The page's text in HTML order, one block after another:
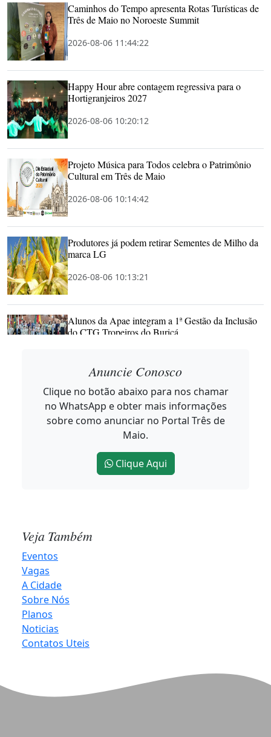
Caminhos do Tempo apresenta Rotas Turísticas de
Três de Maio no Noroeste Summit
2026-08-06 11:44:22
Happy Hour abre contagem regressiva para o
Hortigranjeiros 2027
2026-08-06 10:20:12
Projeto Música para Todos celebra o Patrimônio
Cultural em Três de Maio
2026-08-06 10:14:42
Produtores já podem retirar Sementes de Milho da
marca LG
2026-08-06 10:13:21
Alunos da Apae integram a 1ª Gestão da Inclusão
do CTG Tropeiros do Buricá
Noroeste Summit começa em Horizontina
mostrando que Inovação não tem CEP
2026-08-05 17:06:11
Dia dos Pais deve movimentar R$ 8,52 bilhões e
no Rio Grande do Sul
Anuncie Conosco
Clique no botão abaixo para nos chamar
no WhatsApp e obter mais informações
sobre como anunciar no Portal Três de
Maio.
Clique Aqui
Veja Também
Eventos
Vagas
A Cidade
Sobre Nós
Planos
Noticias
Contatos Uteis